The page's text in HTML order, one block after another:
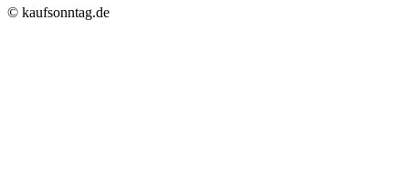
© kaufsonntag.de